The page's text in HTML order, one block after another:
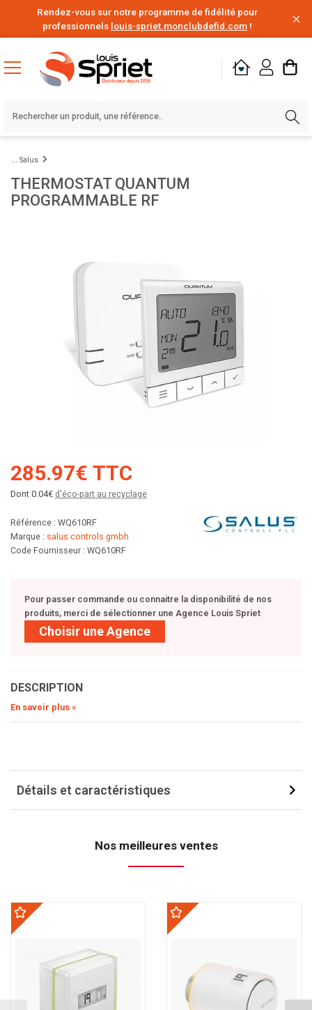
Rendez-vous sur notre programme de fidélité pour
professionnels louis-spriet.monclubdefid.com !
Salus
THERMOSTAT QUANTUM
PROGRAMMABLE RF
285.97€ TTC
Dont 0.04€ d'éco-part au recyclage
Référence : WQ610RF
Marque : salus controls gmbh
Code Fournisseur : WQ610RF
Pour passer commande ou connaitre la disponibilité de nos
produits, merci de sélectionner une Agence Louis Spriet
Choisir une Agence
DESCRIPTION
En savoir plus »
Détails et caractéristiques
Nos meilleures ventes